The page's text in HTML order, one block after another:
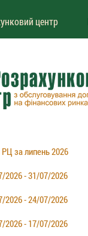
центр
РЦ за липень 2026
2026 - 31/07/2026
2026 - 24/07/2026
2026 - 17/07/2026